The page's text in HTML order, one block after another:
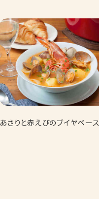
あさりと赤えびのブイヤベース